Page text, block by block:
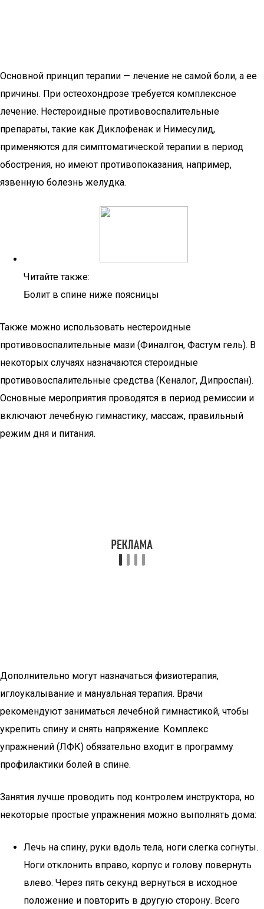
Основной принцип терапии — лечение не самой боли, а ее
причины. При остеохондрозе требуется комплексное
лечение. Нестероидные противовоспалительные
препараты, такие как Диклофенак и Нимесулид,
применяются для симптоматической терапии в период
обострения, но имеют противопоказания, например,
язвенную болезнь желудка.
Читайте также:
Болит в спине ниже поясницы
Также можно использовать нестероидные
противовоспалительные мази (Финалгон, Фастум гель). В
некоторых случаях назначаются стероидные
противовоспалительные средства (Кеналог, Дипроспан).
Основные мероприятия проводятся в период ремиссии и
включают лечебную гимнастику, массаж, правильный
режим дня и питания.
Дополнительно могут назначаться физиотерапия,
иглоукалывание и мануальная терапия. Врачи
рекомендуют заниматься лечебной гимнастикой, чтобы
укрепить спину и снять напряжение. Комплекс
упражнений (ЛФК) обязательно входит в программу
профилактики болей в спине.
Занятия лучше проводить под контролем инструктора, но
некоторые простые упражнения можно выполнять дома:
Лечь на спину, руки вдоль тела, ноги слегка согнуты.
Ноги отклонить вправо, корпус и голову повернуть
влево. Через пять секунд вернуться в исходное
положение и повторить в другую сторону. Всего